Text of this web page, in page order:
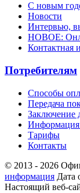
С новым
Новости
Интервью,
НОВОЕ:
Контактная
Потребителям
Способы
Передача
Заключение
Тарифы
Контакты
© 2013 - 2026
информация Дата
Настоящий веб-